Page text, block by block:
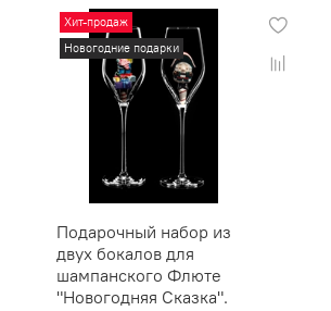
Хит-продаж
Новогодние подарки
Подарочный набор из
двух бокалов для
шампанского Флюте
"Новогодняя Сказка".